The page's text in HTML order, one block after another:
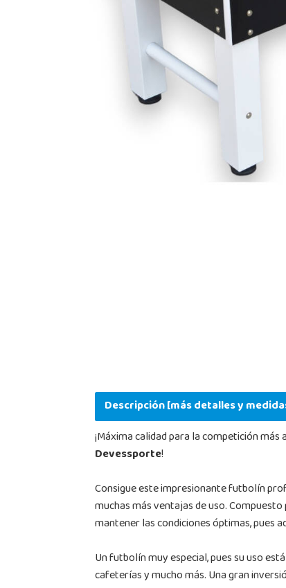
Descripción [más detalles y
¡Máxima calidad para la competición más
Devessporte!
Consigue este impresionante futbolín
muchas más ventajas de uso.
mantener las condiciones óptimas, pues
Un futbolín muy especial, pues su uso
cafeterías y mucho más. Una gran